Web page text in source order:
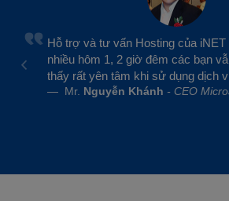
Hỗ trợ và tư vấn Hosting của iNET
nhiều hôm 1, 2 giờ đêm các bạn
thấy rất yên tâm khi sử dụng dịch
Mr. Nguyễn Khánh - CEO